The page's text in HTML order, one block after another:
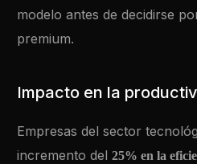
modelo antes de decidirse
premium.
Impacto en la
Empresas del sector
incremento del25% en la